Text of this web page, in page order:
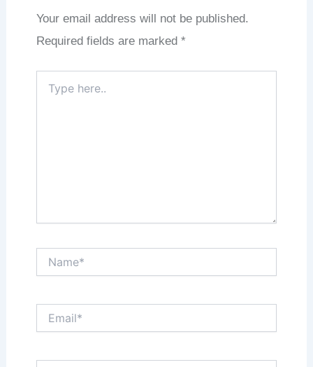
Your email address will not be published.
Required fields are marked *
here..